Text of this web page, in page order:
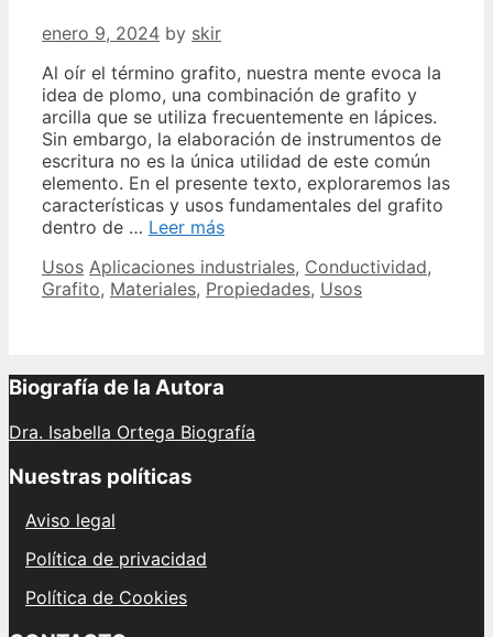
enero 9, 2024 by skir
Al oír el término grafito, nuestra mente evoca la
idea de plomo, una combinación de grafito y
arcilla que se utiliza frecuentemente en lápices.
Sin embargo, la elaboración de instrumentos de
escritura no es la única utilidad de este común
elemento. En el presente texto, exploraremos las
características y usos fundamentales del grafito
dentro de … Leer másDescubre
principales
usos
grafito
diferentes
industrias
Categories
Usos Tags
Aplicaciones industriales, Conductividad,
Grafito, Materiales, Propiedades, Usos
Biografía de la Autora
Dra. Isabella Ortega Biografía
Nuestras políticas
Aviso legal
Política de privacidad
Política de Cookies